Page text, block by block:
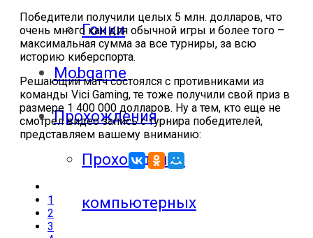
Гонки
Mobgame
Прохождения
Прохождения
компьютерных
Победители получили целых 5 млн. долларов, что
очень много как для обычной игры и более того –
максимальная сумма за все турниры, за всю
историю киберспорта.
Решающий матч состоялся с противниками из
команды Vici Gaming, те тоже получили свой приз в
размере 1 400 000 долларов. Ну а тем, кто еще не
смотрел видео запись с турнира победителей,
представляем вашему вниманию:
1
2
3